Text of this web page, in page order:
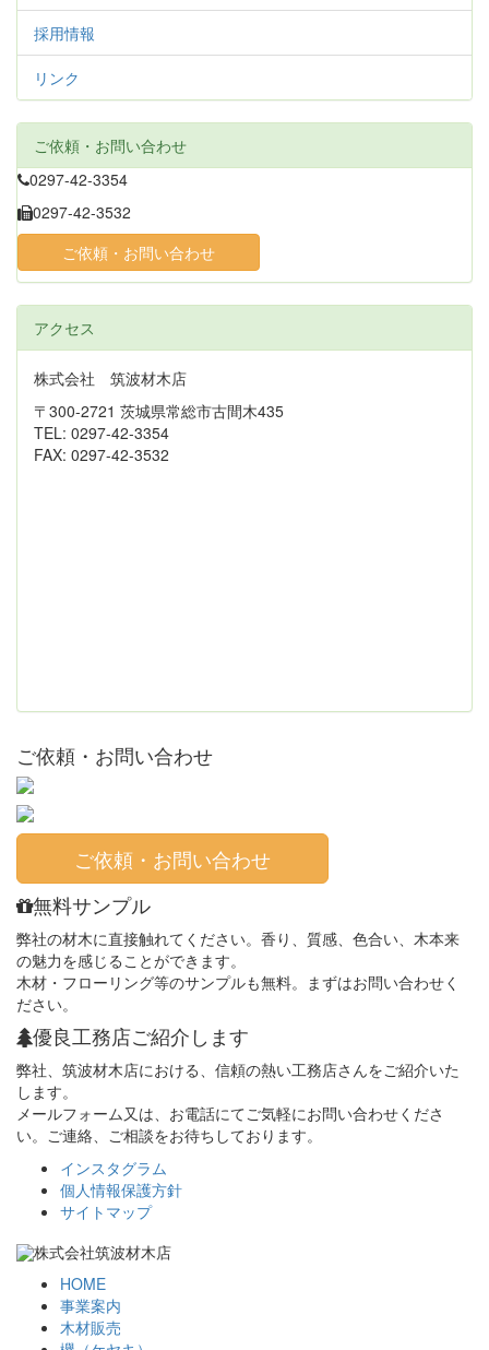
採用情報
リンク
ご依頼・お問い合わせ
0297-42-3354
0297-42-3532
ご依頼・お問い合わせ
アクセス
株式会社 筑波材木店
〒300-2721 茨城県常総市古間木435
TEL: 0297-42-3354
FAX: 0297-42-3532
ご依頼・お問い合わせ
ご依頼・お問い合わせ
無料サンプル
弊社の材木に直接触れてください。香り、質感、色合い、木本来
の魅力を感じることができます。
木材・フローリング等のサンプルも無料。まずはお問い合わせく
ださい。
優良工務店ご紹介します
弊社、筑波材木店における、信頼の熱い工務店さんをご紹介いた
します。
メールフォーム又は、お電話にてご気軽にお問い合わせくださ
い。ご連絡、ご相談をお待ちしております。
インスタグラム
個人情報保護方針
サイトマップ
HOME
事業案内
木材販売